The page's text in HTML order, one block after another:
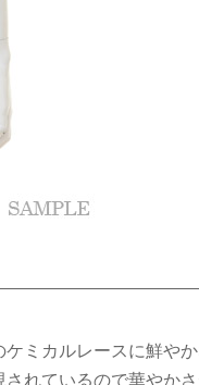
ミカルレースに鮮や
れているので華やか